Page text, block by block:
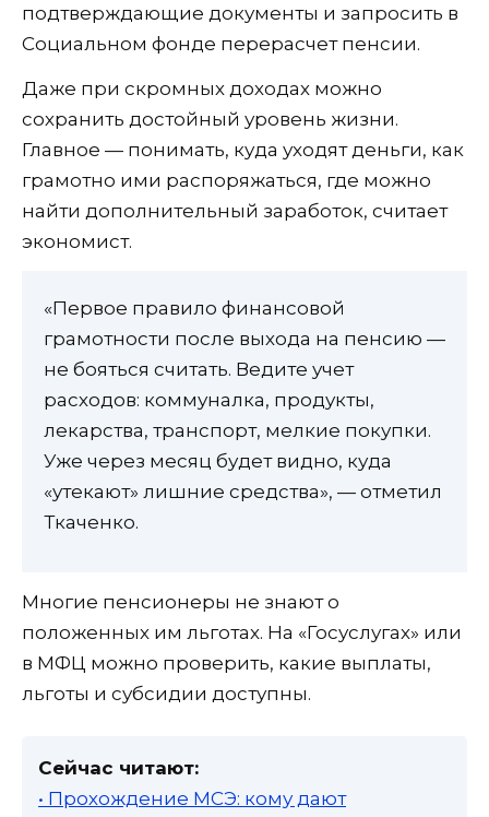
подтверждающие документы и запросить в
Социальном фонде перерасчет пенсии.
Даже при скромных доходах можно
сохранить достойный уровень жизни.
Главное — понимать, куда уходят деньги, как
грамотно ими распоряжаться, где можно
найти дополнительный заработок, считает
экономист.
«Первое правило финансовой
грамотности после выхода на пенсию —
не бояться считать. Ведите учет
расходов: коммуналка, продукты,
лекарства, транспорт, мелкие покупки.
Уже через месяц будет видно, куда
«утекают» лишние средства», — отметил
Ткаченко.
Многие пенсионеры не знают о
положенных им льготах. На «Госуслугах» или
в МФЦ можно проверить, какие выплаты,
льготы и субсидии доступны.
Сейчас читают:
• Прохождение МСЭ: кому дают